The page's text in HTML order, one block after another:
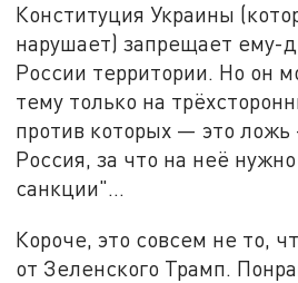
Конституция Украины
нарушает) запрещает ему-
России территории. Но он
тему только на
против которых — это
Россия, за что на неё
санкции"…
Короче, это совсем не то,
от Зеленского Трамп.